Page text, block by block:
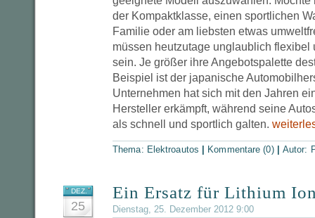
der Kompaktklasse, einen sportlichen
Familie oder am liebsten etwas
müssen heutzutage unglaublich flexibel
sein. Je größer ihre Angebotspalette
Beispiel ist der japanische
Unternehmen hat sich mit den Jahren
Hersteller erkämpft, während seine
als schnell und sportlich galten.
Thema: Elektroautos Kommentare (0)| Autor:
DEZ.
25
Ein Ersatz für Lithium
Dienstag, 25. Dezember 2012 9:00